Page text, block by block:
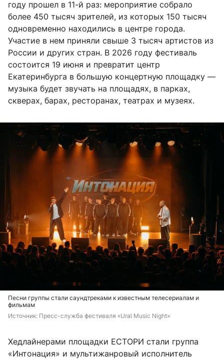
году прошел в 11-й раз: мероприятие собрало
более 450 тысяч зрителей, из которых 150 тысяч
одновременно находились в центре города.
Участие в нем приняли свыше 3 тысяч артистов из
России и других стран. В 2026 году фестиваль
состоится 19 июня и превратит центр
Екатеринбурга в большую концертную площадку —
музыка будет звучать на площадях, в парках,
скверах, барах, ресторанах, театрах и музеях.
Песни группы стали саундтреками к известным телесериалам и
фильмам
Источник: Пресс-служба фестиваля «Ural Music Night»
Хедлайнерами площадки ЕСТОРИ стали группа
«Интонация» и мультижанровый исполнитель